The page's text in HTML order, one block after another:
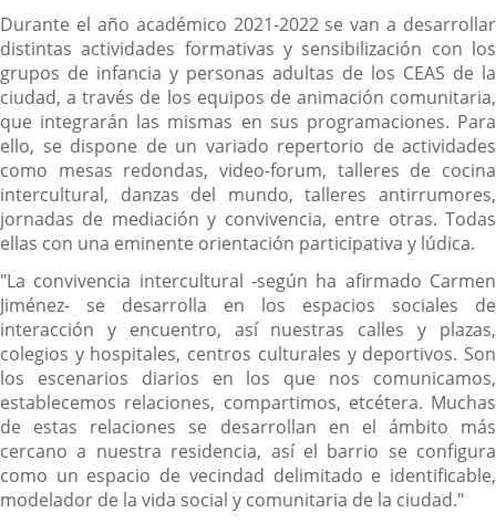
Durante el año académico 2021-2022 se van a desarrollar
distintas actividades formativas y sensibilización con los
grupos de infancia y personas adultas de los CEAS de la
ciudad, a través de los equipos de animación comunitaria,
que integrarán las mismas en sus programaciones. Para
ello, se dispone de un variado repertorio de actividades
como mesas redondas, video-forum, talleres de cocina
intercultural, danzas del mundo, talleres antirrumores,
jornadas de mediación y convivencia, entre otras. Todas
ellas con una eminente orientación participativa y lúdica.
"La convivencia intercultural -según ha afirmado Carmen
Jiménez- se desarrolla en los espacios sociales de
interacción y encuentro, así nuestras calles y plazas,
colegios y hospitales, centros culturales y deportivos. Son
los escenarios diarios en los que nos comunicamos,
establecemos relaciones, compartimos, etcétera. Muchas
de estas relaciones se desarrollan en el ámbito más
cercano a nuestra residencia, así el barrio se configura
como un espacio de vecindad delimitado e identificable,
modelador de la vida social y comunitaria de la ciudad."